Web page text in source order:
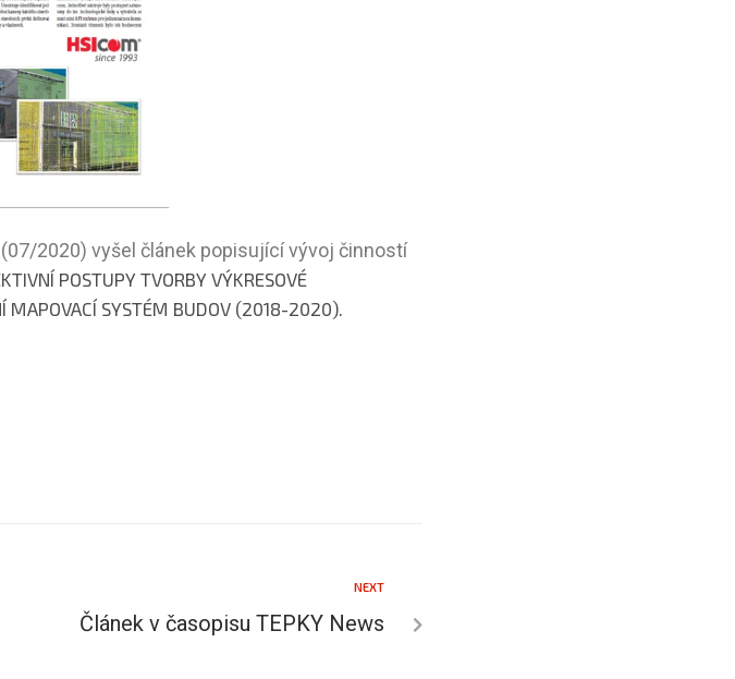
2020) vyšel článek popisující vývoj činností
POSTUPY TVORBY VÝKRESOVÉ
MAPOVACÍ SYSTÉM BUDOV (2018-2020).
NEXT
Článek v časopisu TEPKY News